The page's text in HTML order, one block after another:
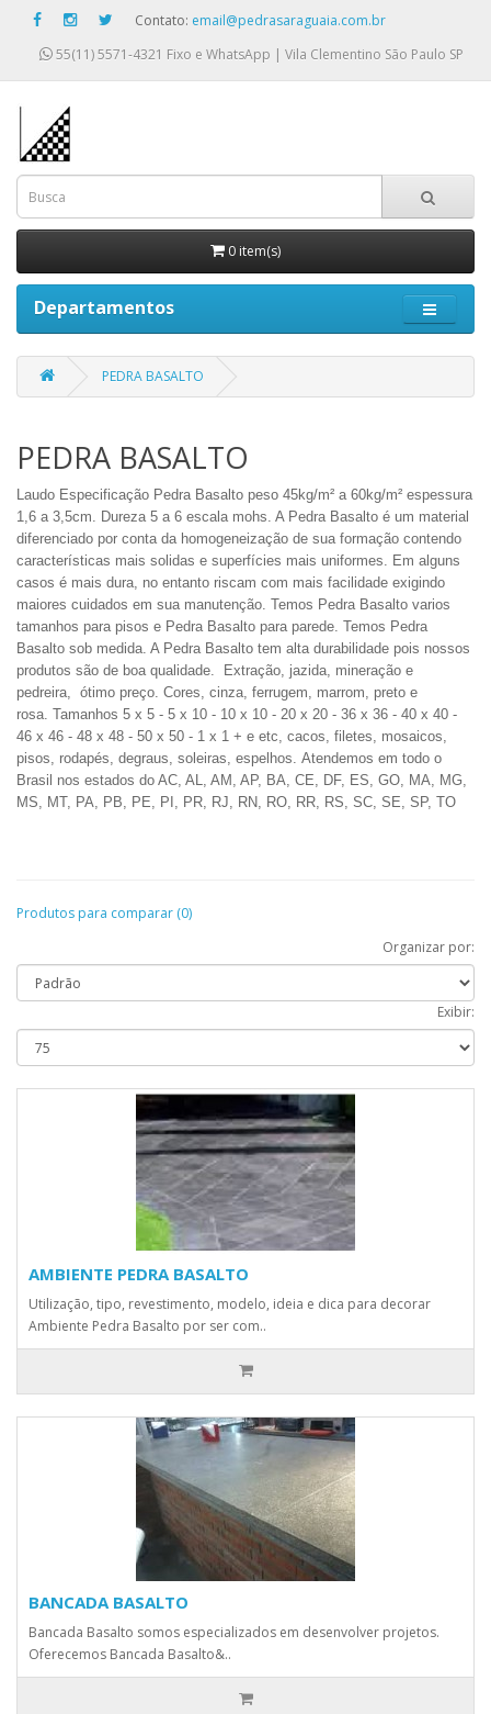
Contato: email@pedrasaraguaia.com.br
55(11) 5571-4321 Fixo e WhatsApp | Vila Clementino São Paulo SP
0 item(s)
Departamentos
PEDRA BASALTO
PEDRA BASALTO
Laudo Especificação Pedra Basalto peso 45kg/m² a 60kg/m² espessura
1,6 a 3,5cm. Dureza 5 a 6 escala mohs. A Pedra Basalto é um material
diferenciado por conta da homogeneização de sua formação contendo
características mais solidas e superfícies mais uniformes. Em alguns
casos é mais dura, no entanto riscam com mais facilidade exigindo
maiores cuidados em sua manutenção. Temos Pedra Basalto varios
tamanhos para pisos e Pedra Basalto para parede. Temos Pedra
Basalto sob medida. A Pedra Basalto tem alta durabilidade pois nossos
produtos são de boa qualidade.
Extração, jazida, mineração e
pedreira, ótimo preço. Cores, cinza, ferrugem, marrom, preto e
rosa. Tamanhos 5 x 5 - 5 x 10 - 10 x 10 - 20 x 20 - 36 x 36 - 40 x 40 -
46 x 46 - 48 x 48 - 50 x 50 - 1 x 1 + e etc, cacos, filetes, mosaicos,
pisos, rodapés, degraus, soleiras, espelhos. Atendemos em todo o
Brasil nos estados do AC, AL, AM, AP, BA, CE, DF, ES, GO, MA, MG,
MS, MT, PA, PB, PE, PI, PR, RJ, RN, RO, RR, RS, SC, SE, SP, TO
Produtos para comparar (0)
Organizar por:
Exibir:
AMBIENTE PEDRA BASALTO
Utilização, tipo, revestimento, modelo, ideia e dica para decorar
Ambiente Pedra Basalto por ser com..
BANCADA BASALTO
Bancada Basalto somos especializados em desenvolver projetos.
Oferecemos Bancada Basalto&..